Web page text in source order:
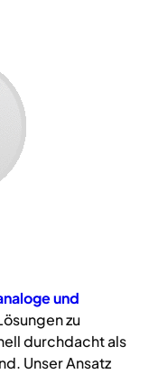
und
zu
durchdacht als
Unser Ansatz